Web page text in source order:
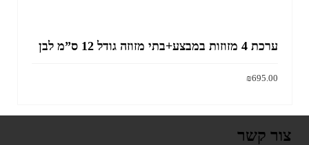
ערכת 4 מזוזות במבצע+בתי מזוזה גודל 12 ס”מ לבן
₪695.00
צור קשר